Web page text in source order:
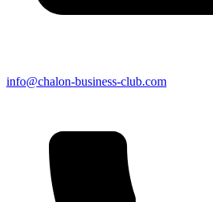
info@chalon-business-club.com